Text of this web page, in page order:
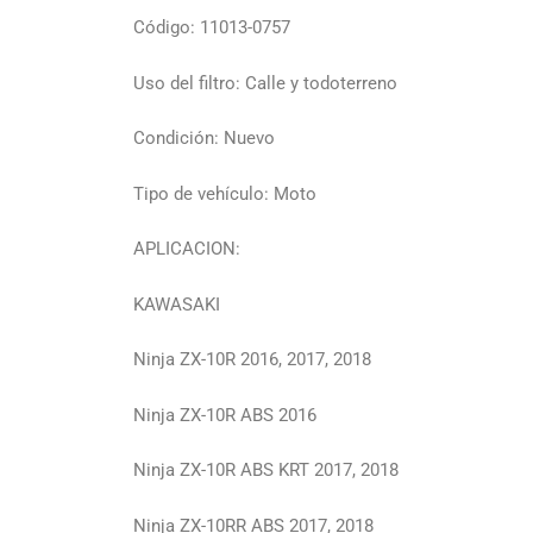
Código: 11013-0757
Uso del filtro: Calle y todoterreno
Condición: Nuevo
Tipo de vehículo: Moto
APLICACION:
KAWASAKI
Ninja ZX-10R 2016, 2017, 2018
Ninja ZX-10R ABS 2016
Ninja ZX-10R ABS KRT 2017, 2018
Ninja ZX-10RR ABS 2017, 2018